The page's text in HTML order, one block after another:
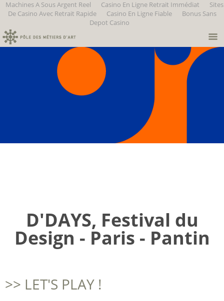
Machines A Sous Argent Reel Casino En Ligne Retrait Immédiat
Sites
De Casino Avec Retrait Rapide
Casino En Ligne Fiable
Bonus Sans
Depot Casino
D'DAYS, Festival du
Design - Paris - Pantin
>> LET'S PLAY !